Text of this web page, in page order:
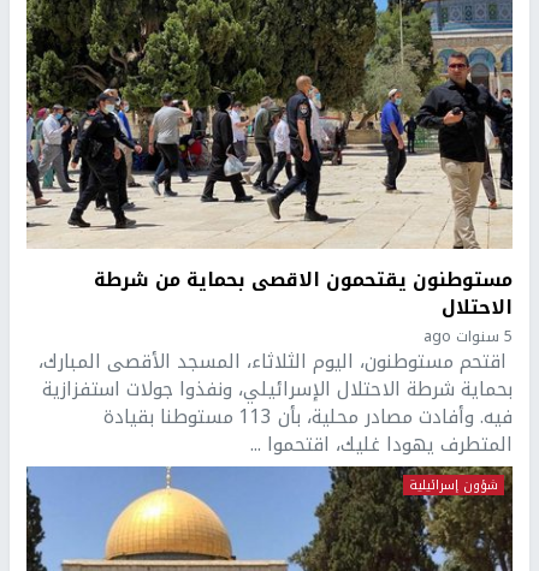
مستوطنون يقتحمون الاقصى بحماية من شرطة
الاحتلال
5 سنوات ago
اقتحم مستوطنون، اليوم الثلاثاء، المسجد الأقصى المبارك،
بحماية شرطة الاحتلال الإسرائيلي، ونفذوا جولات استفزازية
فيه. وأفادت مصادر محلية، بأن 113 مستوطنا بقيادة
المتطرف يهودا غليك، اقتحموا ...
شؤون إسرائيلية